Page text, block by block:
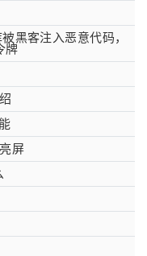
黑客注入恶意代码，
牌
屏